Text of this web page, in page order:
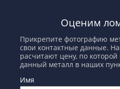
Оценим
Прикрепите фотографию
свои контактные данные.
расчитают цену, по
данный металл в наших
Имя